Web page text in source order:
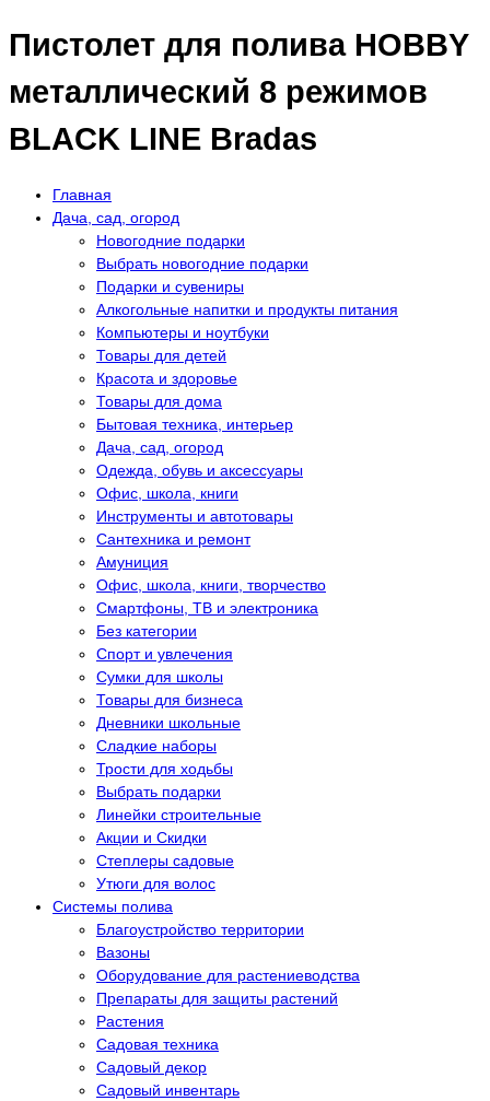
Пистолет для полива HOBBY
металлический 8 режимов
BLACK LINE Bradas
Главная
Дача, сад, огород
Новогодние подарки
Выбрать новогодние подарки
Подарки и сувениры
Алкогольные напитки и продукты питания
Компьютеры и ноутбуки
Товары для детей
Красота и здоровье
Товары для дома
Бытовая техника, интерьер
Дача, сад, огород
Одежда, обувь и аксессуары
Офис, школа, книги
Инструменты и автотовары
Сантехника и ремонт
Амуниция
Офис, школа, книги, творчество
Смартфоны, ТВ и электроника
Без категории
Спорт и увлечения
Сумки для школы
Товары для бизнеса
Дневники школьные
Сладкие наборы
Трости для ходьбы
Выбрать подарки
Линейки строительные
Акции и Скидки
Степлеры садовые
Утюги для волос
Системы полива
Благоустройство территории
Вазоны
Оборудование для растениеводства
Препараты для защиты растений
Растения
Садовая техника
Садовый декор
Садовый инвентарь